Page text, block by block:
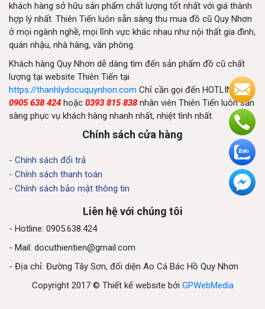
khách hàng sở hữu sản phẩm chất lượng tốt nhất với giá thành
hợp lý nhất. Thiên Tiến luôn sẵn sàng thu mua đồ cũ Quy Nhơn
ở mọi ngành nghề, mọi lĩnh vực khác nhau như nội thất gia đình,
quán nhậu, nhà hàng, văn phòng.
Khách hàng Quy Nhơn dễ dàng tìm đến sản phẩm đồ cũ chất
lượng tại website Thiên Tiến tại
https://thanhlydocuquynhon.com Chỉ cần gọi đến HOTLINE
0905 638 424 hoặc 0393 815 838 nhân viên Thiên Tiến luôn sẵn
sàng phục vụ khách hàng nhanh nhất, nhiệt tình nhất.
Chính sách cửa hàng
- Chính sách đổi trả
- Chính sách thanh toán
- Chính sách bảo mật thông tin
Liên hệ với chúng tôi
- Hotline: 0905.638.424
- Mail: docuthientien@gmail.com
- Địa chỉ: Đường Tây Sơn, đối diện Ao Cá Bác Hồ Quy Nhơn
Copyright 2017 © Thiết kế website bởi GPWebMedia